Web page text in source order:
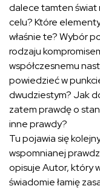
dalece tamten świat
celu? Które
właśnie te? Wybór
rodzaju
współczesnemu
powiedzieć w
dwudziestym? Jak
zatem prawdę o
inne prawdy?
Tu pojawia się
wspomnianej
opisuje Autor, który
świadomie łamię